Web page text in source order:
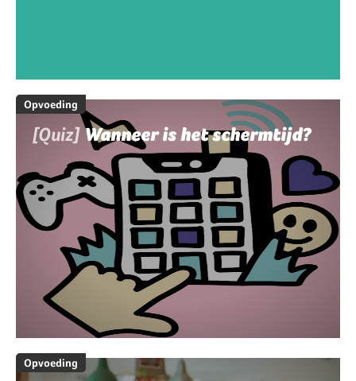
Opvoeding
[Quiz] Wanneer is het schermtijd?
Opvoeding